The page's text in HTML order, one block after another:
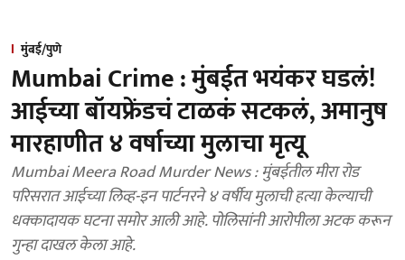
मुंबई/पुणे
Mumbai Crime : मुंबईत भयंकर घडलं!
आईच्या बॉयफ्रेंडचं टाळकं सटकलं, अमानुष
मारहाणीत ४ वर्षाच्या मुलाचा मृत्यू
Mumbai Meera Road Murder News : मुंबईतील मीरा रोड
परिसरात आईच्या लिव्ह-इन पार्टनरने ४ वर्षीय मुलाची हत्या केल्याची
धक्कादायक घटना समोर आली आहे. पोलिसांनी आरोपीला अटक करून
गुन्हा दाखल केला आहे.